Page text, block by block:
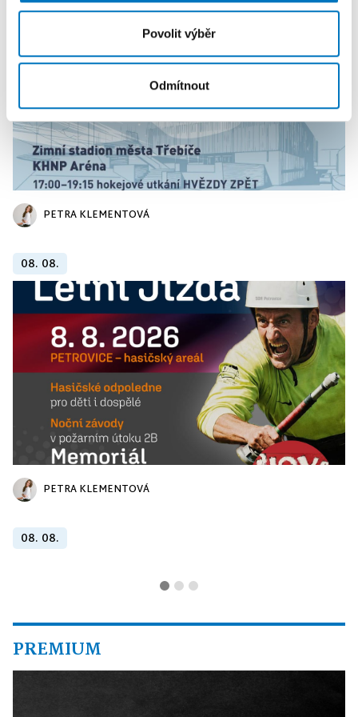
Povolit výběr
Odmítnout
PETRA KLEMENTOVÁ
08. 08.
PETRA KLEMENTOVÁ
08. 08.
PREMIUM